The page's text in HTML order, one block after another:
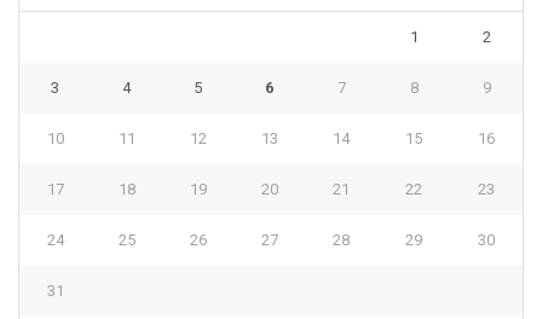
1 2
3 4 5 6 7 8 9
10 11 12 13 14 15 16
17 18 19 20 21 22 23
24 25 26 27 28 29 30
31